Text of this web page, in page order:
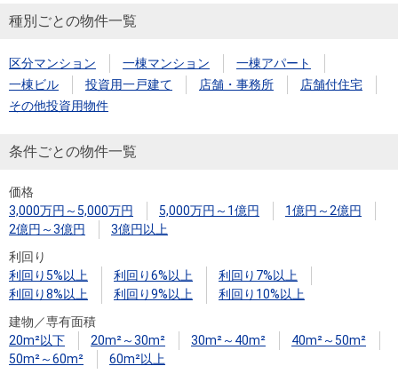
住まいと
暮らしの
税金の本
ック）
購入ガイ
ド
税金の本
（電子ブ
ック）
種別ごとの物件一覧
区分マンション 一棟マンション
一棟アパート
一棟ビル
投資用一戸建て 店舗・事務所
店舗付住宅
その他投資用物件
条件ごとの物件一覧
価格
3,000万円～5,000万円
5,000万円～1億円
1億円～2億円
2億円～3億円
3億円以上
利回り
利回り5%以上
利回り6%以上
利回り7%以上
利回り8%以上
利回り9%以上
利回り10%以上
建物／専有面積
20m²以下
20m²～30m² 30m²～40m²
40m²～50m²
50m²～60m²
60m²以上